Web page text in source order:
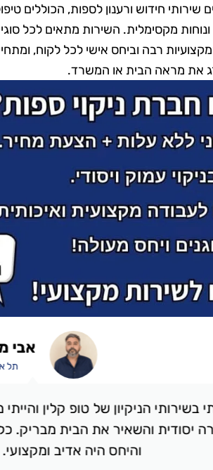
שירותי חידוש ורענון לספות, הכוללים
ונוחות מקסימלית. השירות מתאים לכל
רבה וביחס אישי לכל לקוח,
את מראה הבית או המשרד.
הניקיון של טופ קלין והייתי
יסודית והשאיר את הבית מבריק.
והיחס היה אדיב ומקצועי.
אבי
תל